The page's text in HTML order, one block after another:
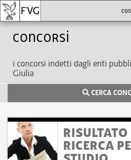
Concorsi
i concorsi indetti dagli enti
Giulia
CERCA
RICERCA